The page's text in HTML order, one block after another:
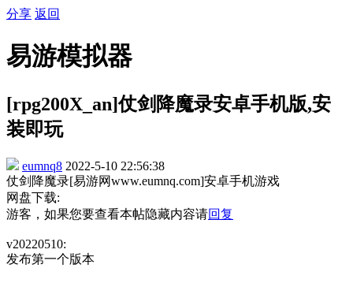
分享 返回
易游模拟器
[rpg200X_an]仗剑降魔录安卓手机版,安
装即玩
eumnq8 2022-5-10 22:56:38
仗剑降魔录[易游网www.eumnq.com]安卓手机游戏
网盘下载:
游客，如果您要查看本帖隐藏内容请回复
v20220510:
发布第一个版本